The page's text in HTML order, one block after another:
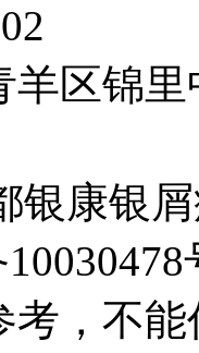
羊区锦
康银
考，不